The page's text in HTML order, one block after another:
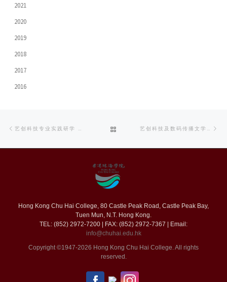
2021
2020
2019
2018
2017
2016
navigation
TO
POST
Hong Kong Chu Hai College, 80 Castle Peak Road, Castle Peak Bay,
Tuen Mun, N.T. Hong Kong.
TEL: (852) 2972-7200 | FAX: (852) 2972-7367 | Email:
info@chuhai.edu.hk
Copyright ©1947-2026 Hong Kong Chu Hai College. All rights
reserved.